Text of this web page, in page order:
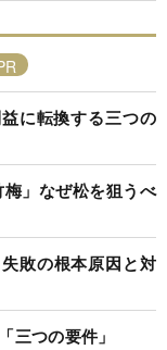
に転換する三つの
」なぜ松を狙うべ
敗の根本原因と対
三つの要件」